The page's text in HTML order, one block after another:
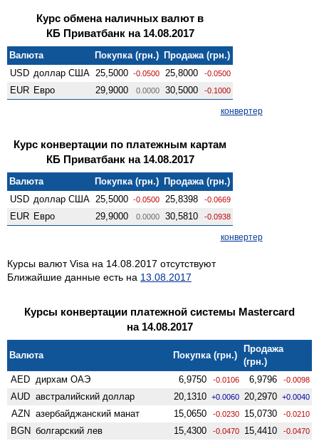
Курс обмена наличных валют в
КБ Приватбанк на 14.08.2017
Валюта Покупка (грн.) Продажа (грн.)
USD доллар США 25,5000 -0.0500 25,8000 -0.0500
EUR Евро 29,9000 0.0000 30,5000 -0.1000
конвертер
Курс конвертации по платежным картам
КБ Приватбанк на 14.08.2017
Валюта Покупка (грн.) Продажа (грн.)
USD доллар США 25,5000 -0.0500 25,8398 -0.0669
EUR Евро 29,9000 0.0000 30,5810 -0.0938
конвертер
Курсы валют Visa на 14.08.2017 отсутствуют
Ближайшие данные есть на 13.08.2017
Курсы конвертации платежной системы Mastercard
на 14.08.2017
Валюта Покупка (грн.)
Продажа
(грн.)
AED дирхам ОАЭ 6,9750 -0.0106 6,9796 -0.0098
AUD австралийский доллар 20,1310 +0.0060 20,2970 +0.0040
AZN азербайджанский манат 15,0650 -0.0230 15,0730 -0.0210
BGN болгарский лев 15,4300 -0.0470 15,4410 -0.0470